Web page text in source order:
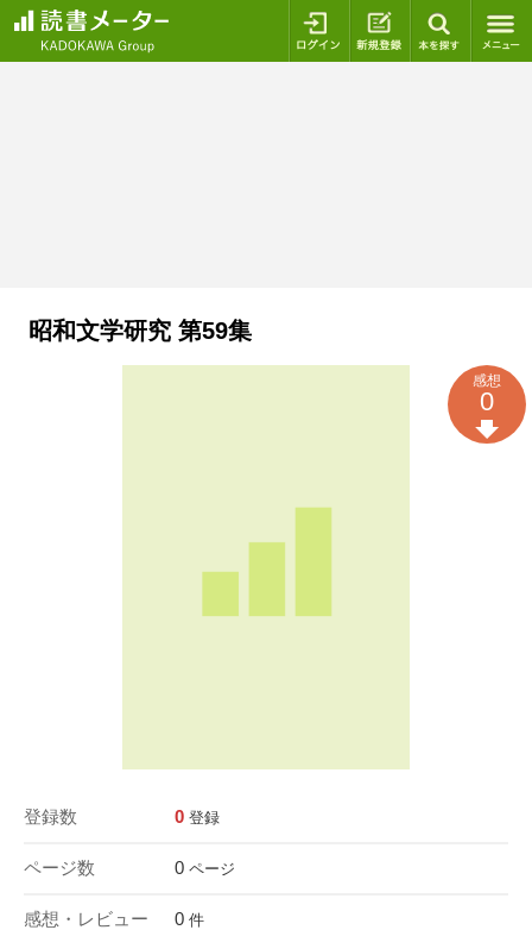
ログイン 新規登録
昭和文学研究 第59集
登録数 0 登録
ページ数 0 ページ
感想・レビュー 0 件
感想
0